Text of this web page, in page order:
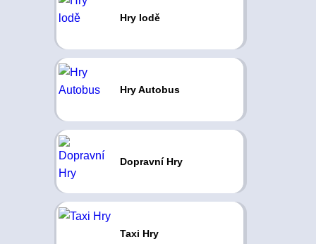
Hry lodě
Hry Autobus
Dopravní Hry
Taxi Hry